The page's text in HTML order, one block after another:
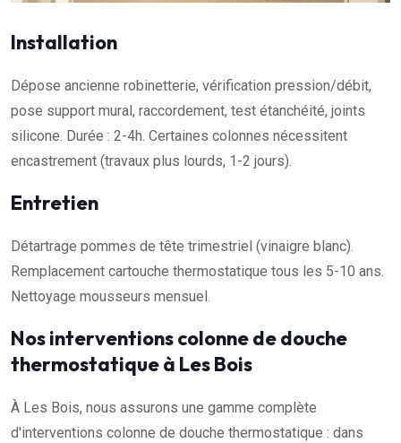
Installation
Dépose ancienne robinetterie, vérification pression/débit,
pose support mural, raccordement, test étanchéité, joints
silicone. Durée : 2-4h. Certaines colonnes nécessitent
encastrement (travaux plus lourds, 1-2 jours).
Entretien
Détartrage pommes de tête trimestriel (vinaigre blanc).
Remplacement cartouche thermostatique tous les 5-10 ans.
Nettoyage mousseurs mensuel.
Nos interventions colonne de douche
thermostatique à Les Bois
À Les Bois, nous assurons une gamme complète
d'interventions colonne de douche thermostatique : dans